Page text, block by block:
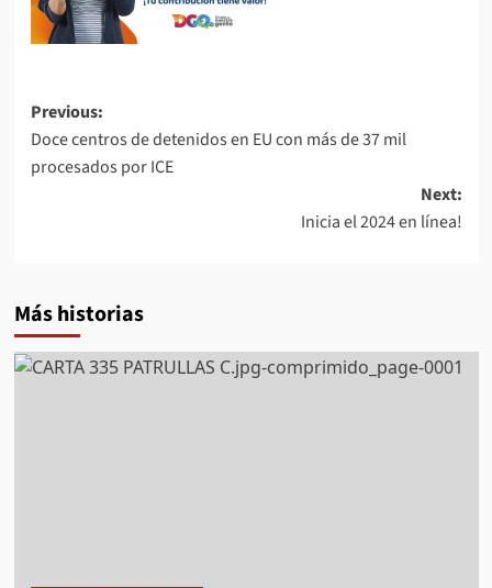
Post
navigation
Previous:
Doce centros de detenidos en EU con más de 37 mil
procesados por ICE
Next:
Inicia el 2024 en línea!
Más historias